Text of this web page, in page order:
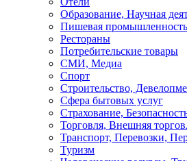
Образование, Научная
Пишевая промышленность
Рестораны
Потребительские товары
СМИ, Медиа
Спорт
Строительство,
Сфера бытовых услуг
Страхование,
Торговля, Внешняя
Транспорт, Перевозки,
Туризм